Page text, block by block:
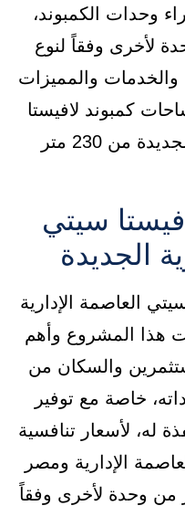
وحدات الكمبوند،
لأخرى وفقاً لنوع
والخدمات والمميزات
كمبوند لافيستا
سيتي العاصمة الإدارية الجديدة من 230 متر
سيتي
الجديدة
العاصمة الإدارية
هذا المشروع وأهم
والسكان من
خاصة مع توفير
له، لأسعار تنافسية
الإدارية ومصر
من وحدة لأخرى وفقاً